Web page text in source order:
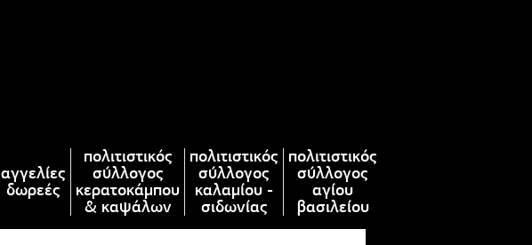
αγγελίες
δωρεές
πολιτιστικός
σύλλογος
κερατοκάμπου
& καψάλων
πολιτιστικός
σύλλογος
καλαμίου -
σιδωνίας
πολιτιστικός
σύλλογος
αγίου
βασιλείου